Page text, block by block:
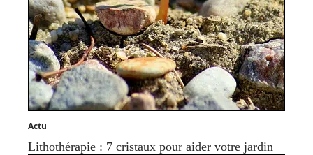
Actu
Lithothérapie : 7 cristaux pour aider votre jardin